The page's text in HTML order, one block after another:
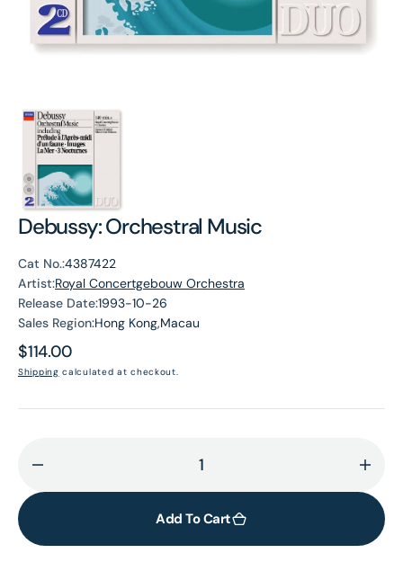
Debussy: Orchestral Music
Cat No.:4387422
Artist:Royal Concertgebouw Orchestra
Release Date:1993-10-26
Sales Region:Hong Kong,Macau
Regular
price
$114.00
Shipping calculated at checkout.
quantity
Debussy:
for
Add To Cart